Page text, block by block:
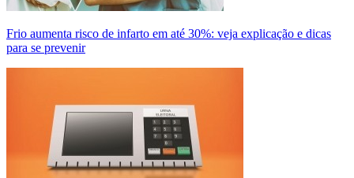
Frio aumenta risco de infarto em até 30%: veja explicação e dicas
para se prevenir